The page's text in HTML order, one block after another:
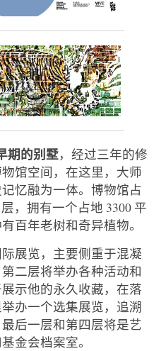
期的别墅，经过三年的修
馆空间，在这里，大师
忆融为一体。博物馆占
，拥有一个占地 3300 平
百年老树和奇异植物。
展览，主要侧重于混凝
二层将举办各种活动和
示他的永久收藏，在落
办一个选集展览，追溯
后一层和第四层将是艺
金会档案室。